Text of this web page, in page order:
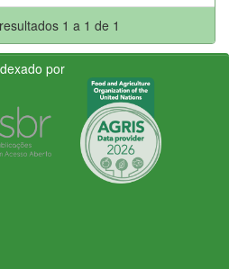
1 a 1 de 1
por